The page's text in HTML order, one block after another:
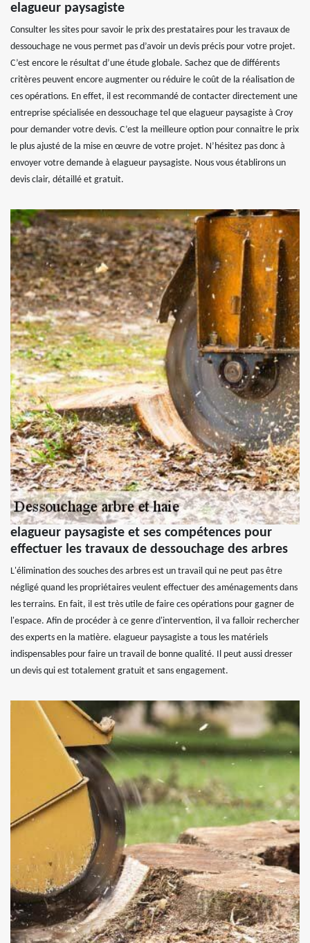
elagueur paysagiste
Consulter les sites pour savoir le prix des prestataires pour les travaux de
dessouchage ne vous permet pas d’avoir un devis précis pour votre projet.
C’est encore le résultat d’une étude globale. Sachez que de différents
critères peuvent encore augmenter ou réduire le coût de la réalisation de
ces opérations. En effet, il est recommandé de contacter directement une
entreprise spécialisée en dessouchage tel que elagueur paysagiste à Croy
pour demander votre devis. C’est la meilleure option pour connaitre le prix
le plus ajusté de la mise en œuvre de votre projet. N’hésitez pas donc à
envoyer votre demande à elagueur paysagiste. Nous vous établirons un
devis clair, détaillé et gratuit.
elagueur paysagiste et ses compétences pour
effectuer les travaux de dessouchage des arbres
L'élimination des souches des arbres est un travail qui ne peut pas être
négligé quand les propriétaires veulent effectuer des aménagements dans
les terrains. En fait, il est très utile de faire ces opérations pour gagner de
l'espace. Afin de procéder à ce genre d'intervention, il va falloir rechercher
des experts en la matière. elagueur paysagiste a tous les matériels
indispensables pour faire un travail de bonne qualité. Il peut aussi dresser
un devis qui est totalement gratuit et sans engagement.